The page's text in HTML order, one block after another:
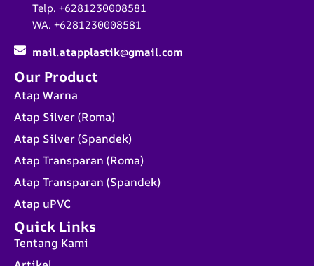
Quick Links
Tentang Kami
Our Product
Atap Warna
Atap Silver (Roma)
Atap Silver (Spandek)
Atap Transparan (Roma)
Atap Transparan (Spandek)
Atap uPVC
Telp. +6281230008581
WA. +6281230008581
mail.atapplastik@gmail.com